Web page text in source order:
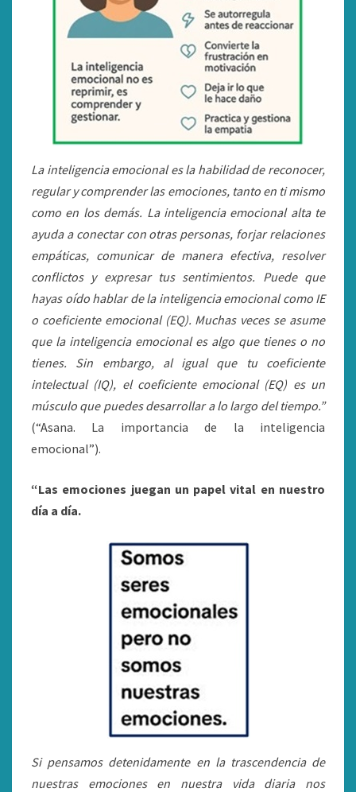
La inteligencia emocional es la habilidad de reconocer,
regular y comprender las emociones, tanto en ti mismo
como en los demás. La inteligencia emocional alta te
ayuda a conectar con otras personas, forjar relaciones
empáticas, comunicar de manera efectiva, resolver
conflictos y expresar tus sentimientos. Puede que
hayas oído hablar de la inteligencia emocional como IE
o coeficiente emocional (EQ). Muchas veces se asume
que la inteligencia emocional es algo que tienes o no
tienes. Sin embargo, al igual que tu coeficiente
intelectual (IQ), el coeficiente emocional (EQ) es un
músculo que puedes desarrollar a lo largo del tiempo.”
(“Asana. La importancia de la inteligencia
emocional”).
“Las emociones juegan un papel vital en nuestro
día a día.
Si pensamos detenidamente en la trascendencia de
nuestras emociones en nuestra vida diaria nos